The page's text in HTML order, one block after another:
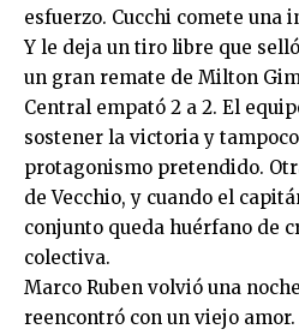
esfuerzo. Cucchi comete una
Y le deja un tiro libre que
un gran remate de Milton
Central empató 2 a 2. El
sostener la victoria y
protagonismo pretendido.
de Vecchio, y cuando el
conjunto queda huérfano de
colectiva.
Marco Ruben volvió una
reencontró con un viejo